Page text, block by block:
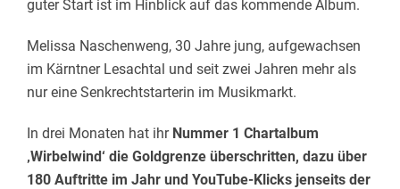
guter Start ist im Hinblick auf das kommende Album.
Melissa Naschenweng, 30 Jahre jung, aufgewachsen
im Kärntner Lesachtal und seit zwei Jahren mehr als
nur eine Senkrechtstarterin im Musikmarkt.
In drei Monaten hat ihr Nummer 1 Chartalbum
‚Wirbelwind‘ die Goldgrenze überschritten, dazu über
180 Auftritte im Jahr und YouTube-Klicks jenseits der